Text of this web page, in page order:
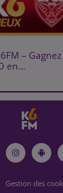
–
en...
Gestion des